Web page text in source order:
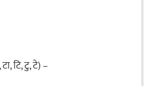
टि, टु, टे) –